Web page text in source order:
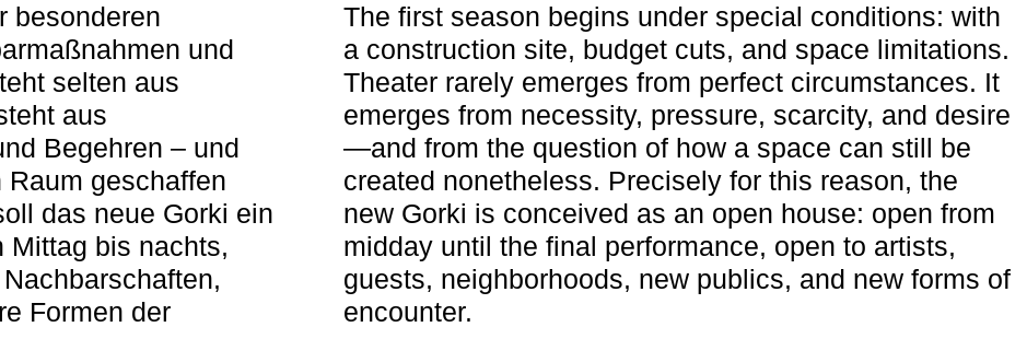
besonderen
und
selten aus
aus
Begehren – und
geschaffen
das neue Gorki ein
Mittag bis nachts,
Formen der
The first season begins under special conditions: with
a construction site, budget cuts, and space limitations.
Theater rarely emerges from perfect circumstances. It
emerges from necessity, pressure, scarcity, and desire
—and from the question of how a space can still be
created nonetheless. Precisely for this reason, the
new Gorki is conceived as an open house: open from
midday until the final performance, open to artists,
guests, neighborhoods, new publics, and new forms of
encounter.